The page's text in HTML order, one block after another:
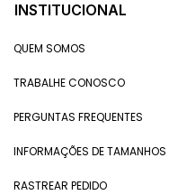
INSTITUCIONAL
QUEM SOMOS
TRABALHE CONOSCO
PERGUNTAS FREQUENTES
INFORMAÇÕES DE TAMANHOS
RASTREAR PEDIDO